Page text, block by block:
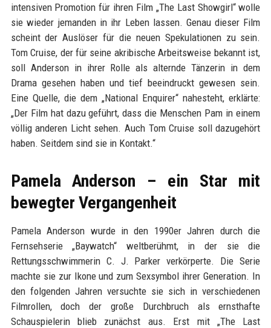
intensiven Promotion für ihren Film „The Last Showgirl“ wolle
sie wieder jemanden in ihr Leben lassen. Genau dieser Film
scheint der Auslöser für die neuen Spekulationen zu sein.
Tom Cruise, der für seine akribische Arbeitsweise bekannt ist,
soll Anderson in ihrer Rolle als alternde Tänzerin in dem
Drama gesehen haben und tief beeindruckt gewesen sein.
Eine Quelle, die dem „National Enquirer“ nahesteht, erklärte:
„Der Film hat dazu geführt, dass die Menschen Pam in einem
völlig anderen Licht sehen. Auch Tom Cruise soll dazugehört
haben. Seitdem sind sie in Kontakt.“
Pamela Anderson – ein Star mit
bewegter Vergangenheit
Pamela Anderson wurde in den 1990er Jahren durch die
Fernsehserie „Baywatch“ weltberühmt, in der sie die
Rettungsschwimmerin C. J. Parker verkörperte. Die Serie
machte sie zur Ikone und zum Sexsymbol ihrer Generation. In
den folgenden Jahren versuchte sie sich in verschiedenen
Filmrollen, doch der große Durchbruch als ernsthafte
Schauspielerin blieb zunächst aus. Erst mit „The Last